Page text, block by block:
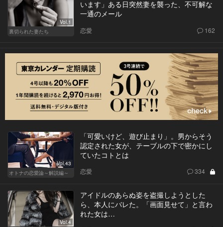
Vol.1
裏切られた妻たち
います」ある日突然妻を襲った、不可解な
一通のメール
恋愛 162
Vol.43
オトナの恋愛論～解説編～
「可愛いけど、遊び止まり」。男からそう
認定された女が、テーブルの下で密かにし
ていたコトとは
恋愛 334
Vol.4
アイドルのあらぬ姿を盗撮しようとした
ら、本人にバレた。「画面見せて」と言わ
れた女は…